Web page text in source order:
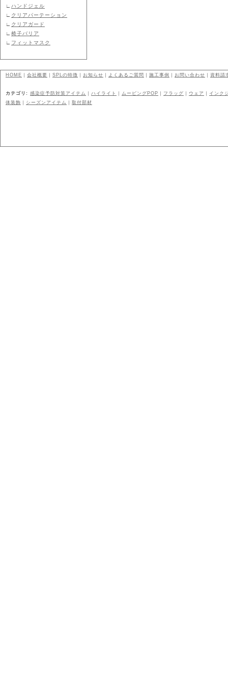
∟ ハンドジェル
∟ クリアパーテーション
∟ クリアガード
∟ 椅子バリア
∟ フィットマスク
HOME ｜ 会社概要 ｜ SPLの特徴 ｜ お知らせ ｜ よくあるご質問 ｜ 施工事例 ｜ お問い合わせ ｜ 資料請
カテゴリ: 感染症予防対策アイテム ｜ ハイライト ｜ ムービングPOP ｜ フラッグ ｜ ウェア ｜ インク
体装飾 ｜ シーズンアイテム ｜ 取付部材